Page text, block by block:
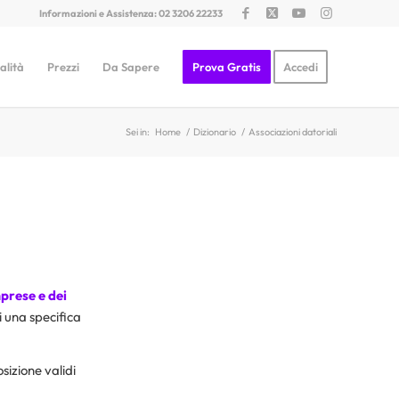
Informazioni e Assistenza: 02 3206 22233
Prezzi Da Sapere Prova Gratis Accedi
Sei in: Home / Dizionario / Associazioni datoriali
e dei
specifica
validi